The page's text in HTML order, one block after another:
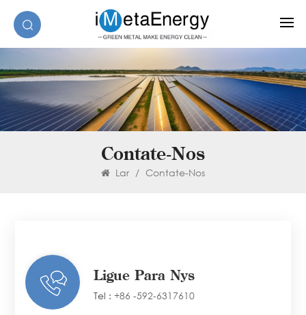
Contate-Nos
Lar / Contate-Nos
Ligue Para Nós
Tel :+86 -592-6317610